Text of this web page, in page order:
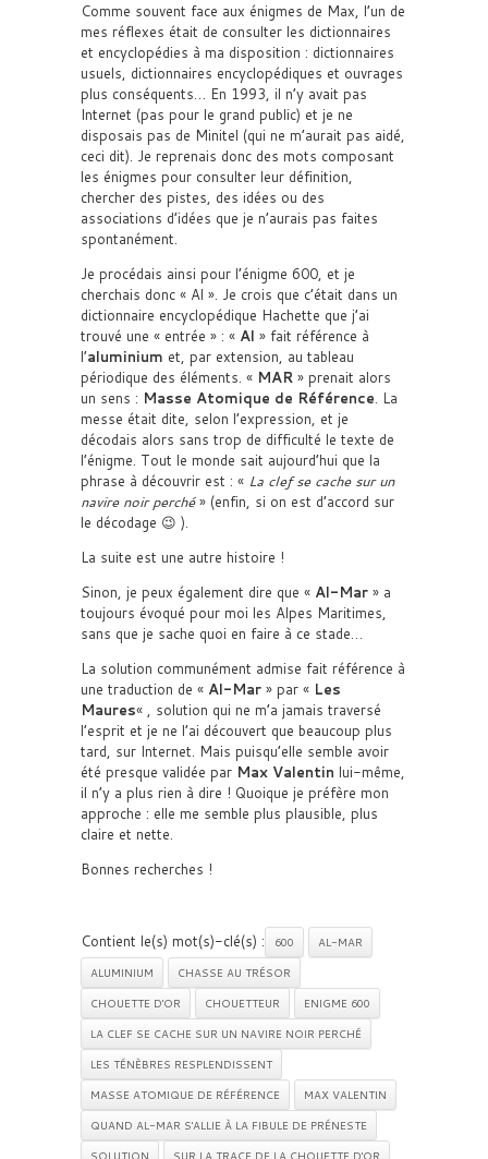
Comme souvent face aux énigmes de Max, l’un de
mes réflexes était de consulter les dictionnaires
et encyclopédies à ma disposition : dictionnaires
usuels, dictionnaires encyclopédiques et ouvrages
plus conséquents… En 1993, il n’y avait pas
Internet (pas pour le grand public) et je ne
disposais pas de Minitel (qui ne m’aurait pas aidé,
ceci dit). Je reprenais donc des mots composant
les énigmes pour consulter leur définition,
chercher des pistes, des idées ou des
associations d’idées que je n’aurais pas faites
spontanément.
Je procédais ainsi pour l’énigme 600, et je
cherchais donc « Al ». Je crois que c’était dans un
dictionnaire encyclopédique Hachette que j’ai
trouvé une « entrée » : « Al » fait référence à
l’aluminium et, par extension, au tableau
périodique des éléments. « MAR » prenait alors
un sens : Masse Atomique de Référence. La
messe était dite, selon l’expression, et je
décodais alors sans trop de difficulté le texte de
l’énigme. Tout le monde sait aujourd’hui que la
phrase à découvrir est : « La clef se cache sur un
navire noir perché» (enfin, si on est d’accord sur
le décodage 😉 ).
La suite est une autre histoire !
Sinon, je peux également dire que « Al-Mar » a
toujours évoqué pour moi les Alpes Maritimes,
sans que je sache quoi en faire à ce stade…
La solution communément admise fait référence à
une traduction de « Al-Mar » par « Les
Maures« , solution qui ne m’a jamais traversé
l’esprit et je ne l’ai découvert que beaucoup plus
tard, sur Internet. Mais puisqu’elle semble avoir
été presque validée par Max Valentin lui-même,
il n’y a plus rien à dire ! Quoique je préfère mon
approche : elle me semble plus plausible, plus
claire et nette.
Bonnes recherches !
Contient le(s) mot(s)-clé(s) : 600
AL-MAR
ALUMINIUM
CHASSE AU TRÉSOR
CHOUETTE D'OR
CHOUETTEUR
ENIGME 600
LA CLEF SE CACHE SUR UN NAVIRE NOIR PERCHÉ
LES TÉNÈBRES RESPLENDISSENT
MASSE ATOMIQUE DE RÉFÉRENCE
MAX VALENTIN
QUAND AL-MAR S'ALLIE À LA FIBULE DE PRÉNESTE
SOLUTION
SUR LA TRACE DE LA CHOUETTE D'OR